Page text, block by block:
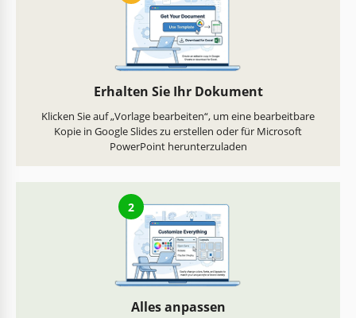
Erhalten Sie Ihr Dokument
Klicken Sie auf „Vorlage bearbeiten“, um eine bearbeitbare
Kopie in Google Slides zu erstellen oder für Microsoft
PowerPoint herunterzuladen
2
Alles anpassen